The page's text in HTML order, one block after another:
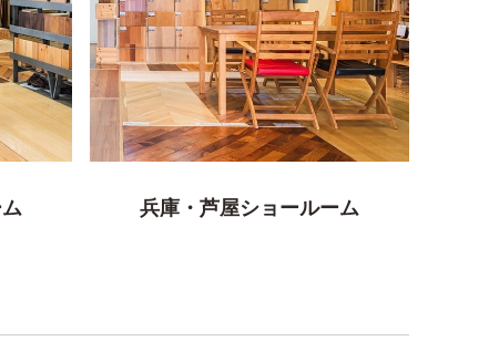
兵庫・芦屋ショールーム